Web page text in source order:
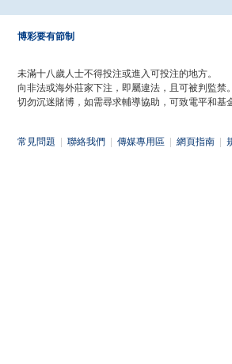
博彩要有節制
未滿十八歲人士不得投注或進入可投注的地方。
向非法或海外莊家下注，即屬違法，且可被判監禁。
切勿沉迷賭博，如需尋求輔導協助，可致電平和基
常見問題 聯絡我們 傳媒專用區 網頁指南